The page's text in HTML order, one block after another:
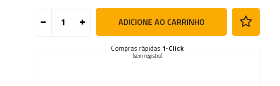
ADICIONE AO CARRINHO
Compras rápidas 1-Click
(sem registro)